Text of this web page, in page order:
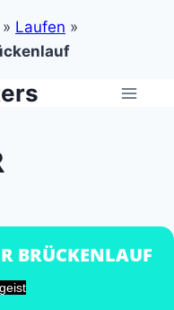
» Laufen »
BRÜCKENLAUF